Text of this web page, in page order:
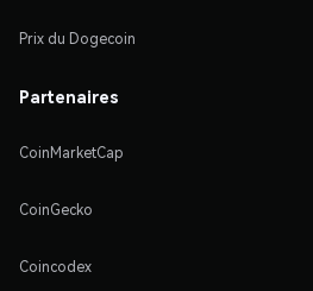
Prix du Dogecoin
Partenaires
CoinMarketCap
CoinGecko
Coincodex